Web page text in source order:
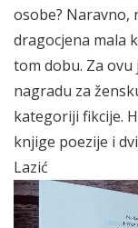
osobe?
dragocjena mala
tom dobu. Za
nagradu za
kategoriji fikcije.
knjige poezije i
Lazić